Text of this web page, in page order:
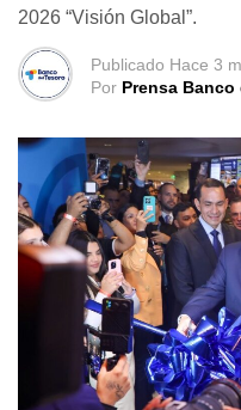
2026 “Visión Global”.
Publicado Hace 3
Por Prensa Banco